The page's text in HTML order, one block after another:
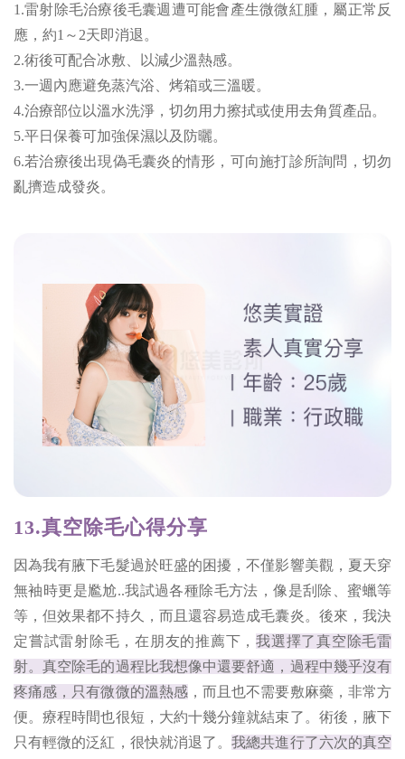
1.雷射除毛治療後毛囊週遭可能會產生微微紅腫，屬正常反
應，約1～2天即消退。
2.術後可配合冰敷、以減少溫熱感。
3.一週內應避免蒸汽浴、烤箱或三溫暖。
4.治療部位以溫水洗淨，切勿用力擦拭或使用去角質產品。
5.平日保養可加強保濕以及防曬。
6.若治療後出現偽毛囊炎的情形，可向施打診所詢問，切勿
亂擠造成發炎。
13.真空除毛心得分享
因為我有腋下毛髮過於旺盛的困擾，不僅影響美觀，夏天穿
無袖時更是尷尬..我試過各種除毛方法，像是刮除、蜜蠟等
等，但效果都不持久，而且還容易造成毛囊炎。後來，我決
定嘗試雷射除毛，在朋友的推薦下， 我選擇了真空除毛雷
射。真空除毛的過程比我想像中還要舒適，過程中幾乎沒有
疼痛感，只有微微的溫熱感，而且也不需要敷麻藥，非常方
便。療程時間也很短，大約十幾分鐘就結束了。術後，腋下
只有輕微的泛紅，很快就消退了。我總共進行了六次的真空